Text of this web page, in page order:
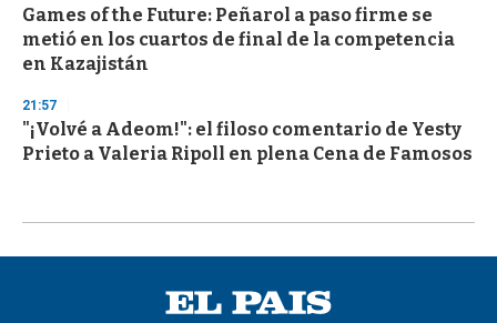
Games of the Future: Peñarol a paso firme se
metió en los cuartos de final de la competencia
en Kazajistán
21:57
"¡Volvé a Adeom!": el filoso comentario de Yesty
Prieto a Valeria Ripoll en plena Cena de Famosos